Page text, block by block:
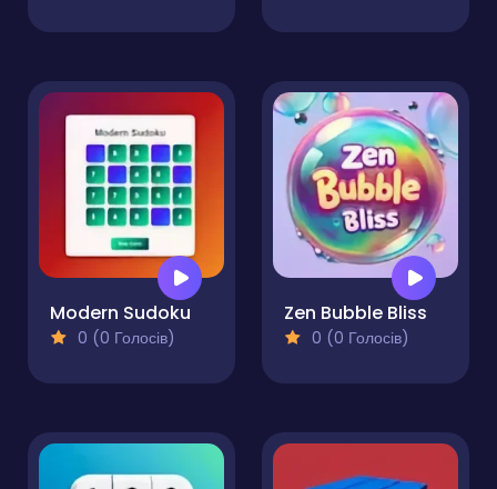
Modern Sudoku
0 (0 Голосів)
Zen Bubble Bliss
0 (0 Голосів)